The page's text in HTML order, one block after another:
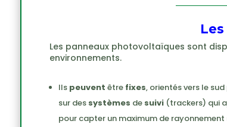
Les panneaux photovoltaïques sont
environnements.
Ils peuvent être fixes, orientés vers le
sur des systèmes de suivi(trackers) qui
pour capter un maximum de